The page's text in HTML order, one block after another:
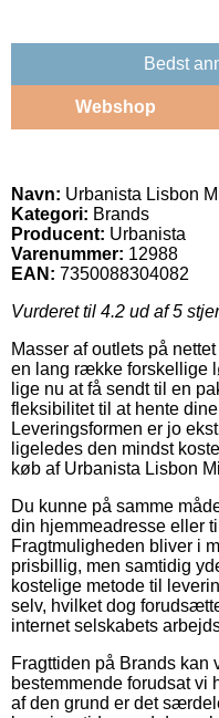
Bedst
Webshop
Navn: Urbanista Lisbon
Kategori: Brands
Producent: Urbanista
Varenummer: 12988
EAN: 7350088304082
Vurderet til 4.2 ud af 5
Masser af outlets på
en lang række forskellige
lige nu at få sendt til en
fleksibilitet til at hente
Leveringsformen er jo
ligeledes den mindst
køb af Urbanista Lisbon
Du kunne på samme
din hjemmeadresse eller
Fragtmuligheden bliver i
prisbillig, men samtidig
kostelige metode til
selv, hvilket dog
internet selskabets
Fragttiden på Brands
bestemmende forudsat vi
af den grund er det